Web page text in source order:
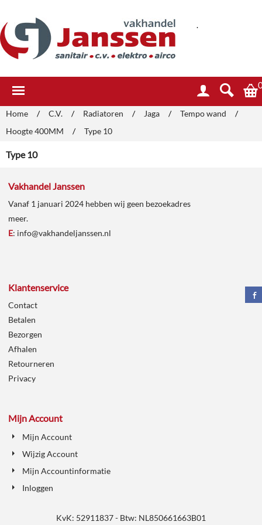
.
Home / C.V. / Radiatoren / Jaga / Tempo wand
/
Hoogte 400MM
/ Type 10
Type 10
Vakhandel Janssen
Vanaf 1 januari 2024 hebben wij geen bezoekadres
meer.
E: info@vakhandeljanssen.nl
Klantenservice
Contact
Betalen
Bezorgen
Afhalen
Retourneren
Privacy
Mijn Account
Mijn Account
Wijzig Account
Mijn Accountinformatie
Inloggen
KvK: 52911837 - Btw: NL850661663B01